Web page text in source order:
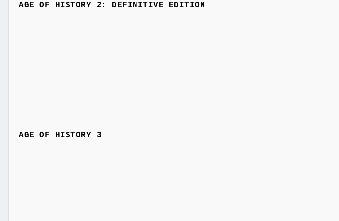
AGE OF HISTORY 2: DEFINITIVE EDITION
AGE OF HISTORY 3